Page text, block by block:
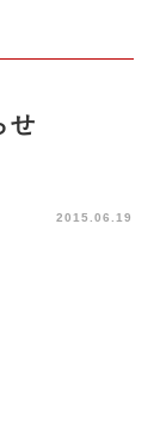
せ
2015.06.19